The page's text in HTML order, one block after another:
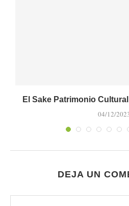
El Sake Patrimonio
04/12/
DEJA UN